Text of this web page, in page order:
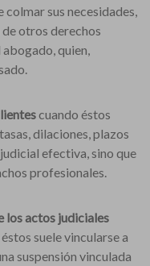
sus necesidades,
otros derechos
quien,
cuando éstos
dilaciones, plazos
efectiva, sino que
profesionales.
los actos judiciales
suele vincularse a
suspensión vinculada